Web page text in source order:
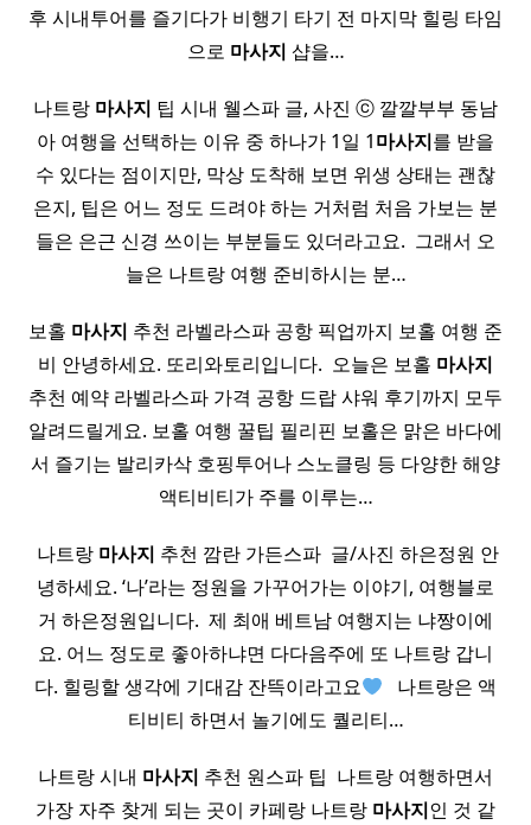
후 시내투어를 즐기다가 비행기 타기 전 마지막 힐링 타임
으로 마사지 샵을…
나트랑 마사지 팁 시내 웰스파 글, 사진 ⓒ 깔깔부부 동남
아 여행을 선택하는 이유 중 하나가 1일 1마사지를 받을
수 있다는 점이지만, 막상 도착해 보면 위생 상태는 괜찮
은지, 팁은 어느 정도 드려야 하는 거처럼 처음 가보는 분
들은 은근 신경 쓰이는 부분들도 있더라고요. ​ 그래서 오
늘은 나트랑 여행 준비하시는 분…
보홀 마사지 추천 라벨라스파 공항 픽업까지 보홀 여행 준
비 안녕하세요. 또리와토리입니다. ​ 오늘은 보홀 마사지
추천 예약 라벨라스파 가격 공항 드랍 샤워 후기까지 모두
알려드릴게요. 보홀 여행 꿀팁 필리핀 보홀은 맑은 바다에
서 즐기는 발리카삭 호핑투어나 스노클링 등 다양한 해양
액티비티가 주를 이루는…
​ 나트랑 마사지 추천 깜란 가든스파 ​ 글/사진 하은정원 안
녕하세요. ‘나’라는 정원을 가꾸어가는 이야기, 여행블로
거 하은정원입니다. ​ 제 최애 베트남 여행지는 냐짱이에
요.​ 어느 정도로 좋아하냐면 다다음주에 또 나트랑 갑니
다. 힐링할 생각에 기대감 잔뜩이라고요
​ ​ 나트랑은 액
티비티 하면서 놀기에도 퀄리티…
나트랑 시내 마사지 추천 원스파 팁 ​ 나트랑 여행하면서
가장 자주 찾게 되는 곳이 카페랑 나트랑 마사지인 것 같